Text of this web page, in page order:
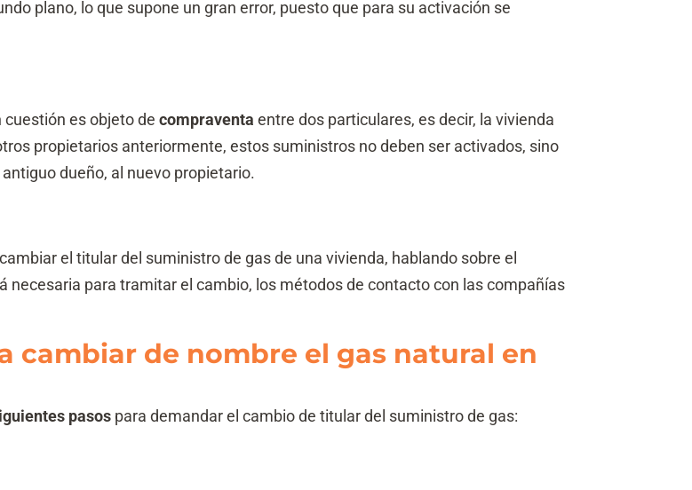
plano, lo que supone un gran error, puesto que para su activación se
cuestión es objeto decompraventa entre dos particulares, es decir, la vivienda
propietarios anteriormente, estos suministros no deben ser activados, sino
dueño, al nuevo propietario.
el titular del suministro de gas de una vivienda, hablando sobre el
necesaria para tramitar el cambio, los métodos de contacto con las compañías
cambiar de nombre el gas natural en
pasos para demandar el cambio de titular del suministro de gas: